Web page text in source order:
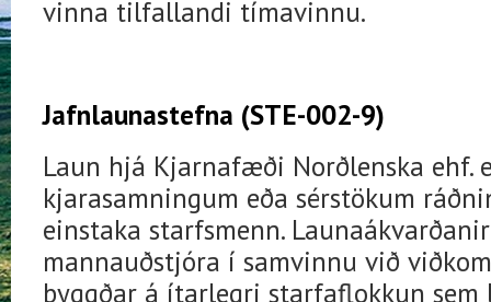
vinna tilfallandi tímavinnu.
Jafnlaunastefna (STE-002-9)
Laun hjá Kjarnafæði Norðlenska ehf.
kjarasamningum eða sérstökum
einstaka starfsmenn.
mannauðstjóra í samvinnu við
byggðar á ítarlegri starfaflokkun